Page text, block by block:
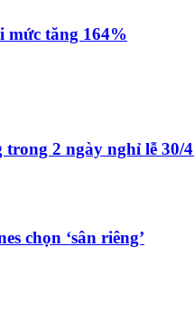
mức tăng 164%
2 ngày nghỉ lễ 30/
chọn ‘sân riêng’